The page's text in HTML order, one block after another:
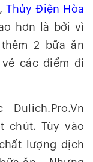
,Thủy Điện Hòa
hơn là bởi vì
2 bữa ăn
các điểm đi
chút. Tùy vào
lượng dịch